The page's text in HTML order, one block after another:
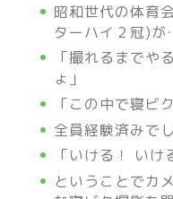
昭和世代の体育
ターハイ２冠)が
「撮れるまでや
ょ」
「この中で寝ビ
全員経験済みでし
「いける！ いけ
ということでカ